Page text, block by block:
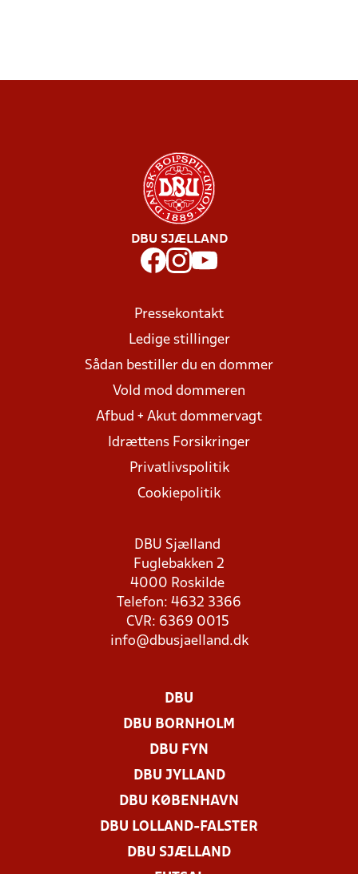
DBU SJÆLLAND
Pressekontakt
Ledige stillinger
Sådan bestiller du en dommer
Vold mod dommeren
Afbud + Akut dommervagt
Idrættens Forsikringer
Privatlivspolitik
Cookiepolitik
DBU Sjælland
Fuglebakken 2
4000 Roskilde
Telefon: 4632 3366
CVR: 6369 0015
info@dbusjaelland.dk
DBU
DBU BORNHOLM
DBU FYN
DBU JYLLAND
DBU KØBENHAVN
DBU LOLLAND-FALSTER
DBU SJÆLLAND